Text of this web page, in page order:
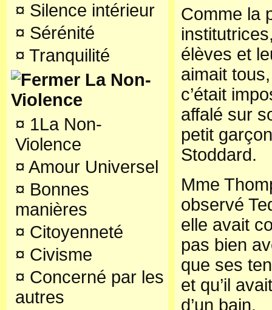
¤ Silence intérieur
¤ Sérénité
¤ Tranquilité
La Non-
Violence
¤ 1La Non-
Violence
¤ Amour Universel
¤ Bonnes
manières
¤ Citoyenneté
¤ Civisme
¤ Concerné par les
autres
Comme la
élèves et
aimait
c’était
affalé sur
petit
Stoddard.
Mme
observé
elle avait
pas bien
que ses
et qu’il
d’un bain.